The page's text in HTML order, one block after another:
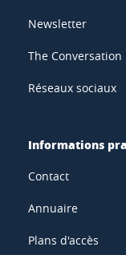
Newsletter
The Conversation
Réseaux sociaux
Informations
Contact
Annuaire
Plans d'accès